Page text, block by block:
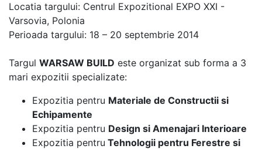
Locatia targului: Centrul Expozitional EXPO XXI -
Varsovia, Polonia
Perioada targului: 18 – 20 septembrie 2014
Targul WARSAW BUILD este organizat sub forma a 3
mari expozitii specializate:
Expozitia pentru Materiale de Constructii si
Echipamente
Expozitia pentru Design si Amenajari Interioare
Expozitia pentru Tehnologii pentru Ferestre si